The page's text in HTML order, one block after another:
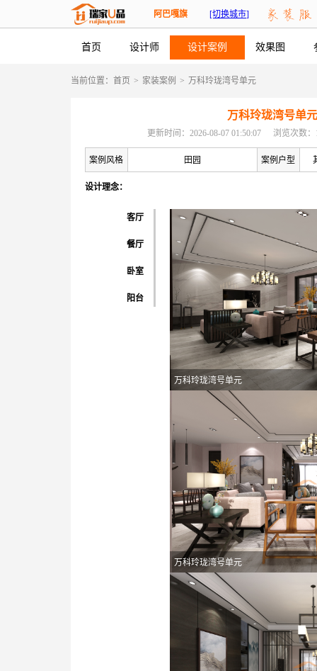
阿巴嘎旗 [切换城市]
首页 设计师 设计案例 效果图
当前位置： 首页 > 家装案例 > 万科玲珑湾号单元
万科玲珑湾号单元
更新时间：2026-08-07 01:50:07 浏览次数：
案例风格 田园 案例户型
设计理念：
客厅
餐厅
卧室
阳台
万科玲珑湾号单元
万科玲珑湾号单元